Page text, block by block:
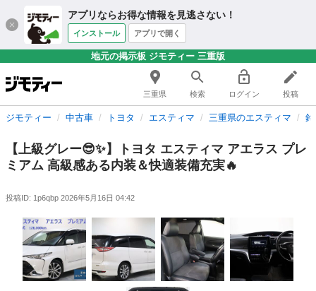
アプリならお得な情報を見逃さない！
インストール アプリで開く
地元の掲示板 ジモティー 三重版
三重県 検索 ログイン 投稿
ジモティー 中古車 トヨタ エスティマ 三重県のエスティマ
【上級グレー😎✨】トヨタ エスティマ アエラス プレ
ミアム 高級感ある内装＆快適装備充実🔥
投稿ID: 1p6qbp 2026年5月16日 04:42